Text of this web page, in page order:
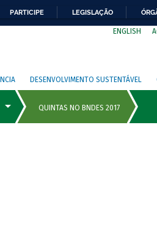
PARTICIPE LEGISLAÇÃO
ENGLISH
DESENVOLVIMENTO SUSTENTÁVEL